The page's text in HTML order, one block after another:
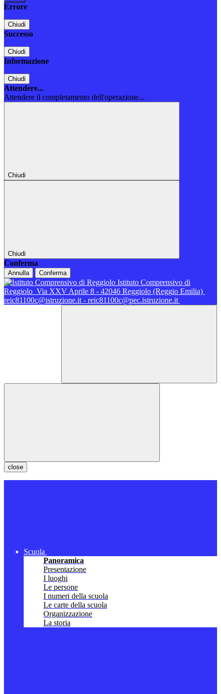
Errore
Chiudi
Successo
Chiudi
Informazione
Chiudi
Attendere...
Attendere il completamento dell'operazione...
Chiudi
Chiudi
Conferma
Annulla Conferma
Istituto Comprensivo di
Reggiolo Via XXV Aprile 8 - 42046 Reggiolo (Reggio Emilia)
reic81100c@istruzione.it - reic81100c@pec.istruzione.it
close
Scuola
Panoramica
Presentazione
I luoghi
Le persone
I numeri della scuola
Le carte della scuola
Organizzazione
La storia